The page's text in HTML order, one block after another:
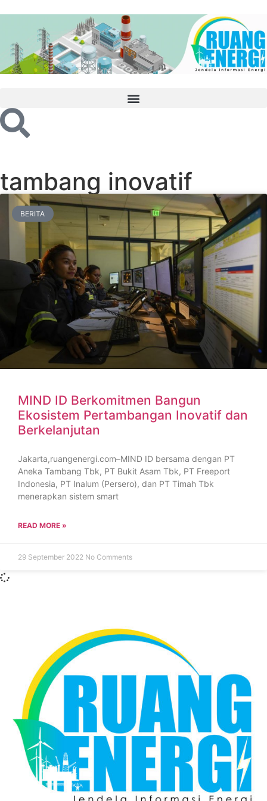
tambang inovatif
BERITA
MIND ID Berkomitmen Bangun
Ekosistem Pertambangan Inovatif dan
Berkelanjutan
Jakarta,ruangenergi.com–MIND ID bersama dengan PT
Aneka Tambang Tbk, PT Bukit Asam Tbk, PT Freeport
Indonesia, PT Inalum (Persero), dan PT Timah Tbk
menerapkan sistem smart
READ MORE »
29 September 2022 No Comments